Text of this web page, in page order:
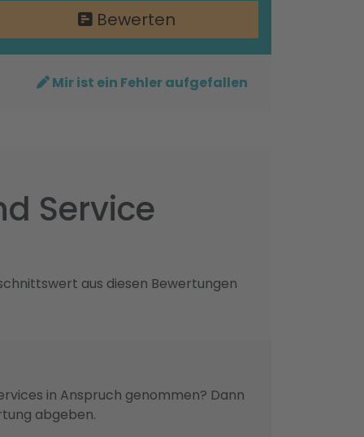
Bewerten
Mir ist ein Fehler aufgefallen
Service
aus diesen Bewertungen
in Anspruch genommen? Dann
abgeben.